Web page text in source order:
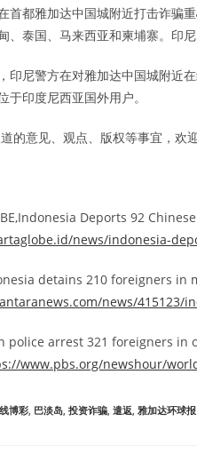
首都雅加达中国城附近打击诈骗
、泰国、马来西亚和柬埔寨。印
，印尼警方在对雅加达中国城附近
于印度尼西亚国外用户。
的意见、观点、版权等事宜，
Deports 92
news/indonesia-
detains 210 foreigners
news/415123/
police arrest 321 foreigners in
www.pbs.org/newshour/
博彩 巴淡岛 投资诈骗 遣返 雅加达环球报